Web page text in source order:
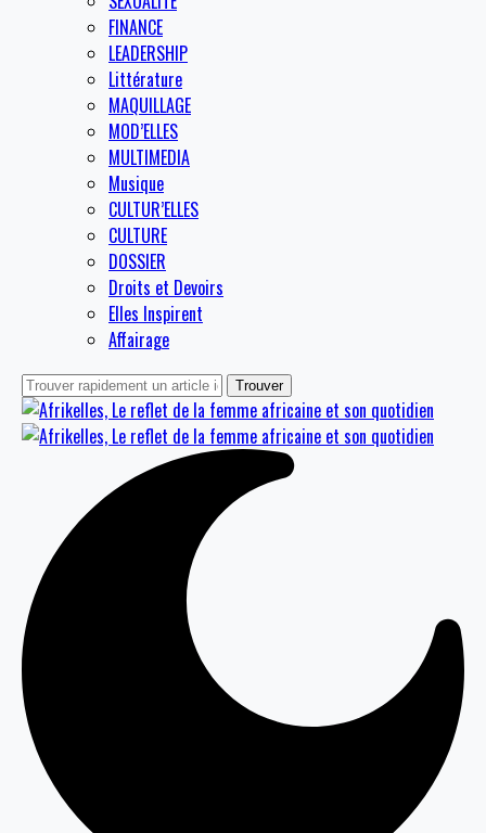
FINANCE
LEADERSHIP
Littérature
MAQUILLAGE
MOD’ELLES
MULTIMEDIA
Musique
CULTUR’ELLES
CULTURE
DOSSIER
Droits et Devoirs
Elles Inspirent
Affairage